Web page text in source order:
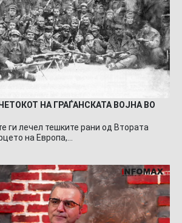
НА ГРАЃАНСКАТА ВОЈНА ВО
ги лечел тешките рани од Втората
на Европа,…